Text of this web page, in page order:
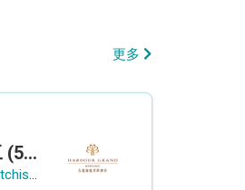
更多
Technician 電器技工 (5-Day Work Week)
Harbour Grand Kowloon(Hutchison Hotel Hong Kong Limited)